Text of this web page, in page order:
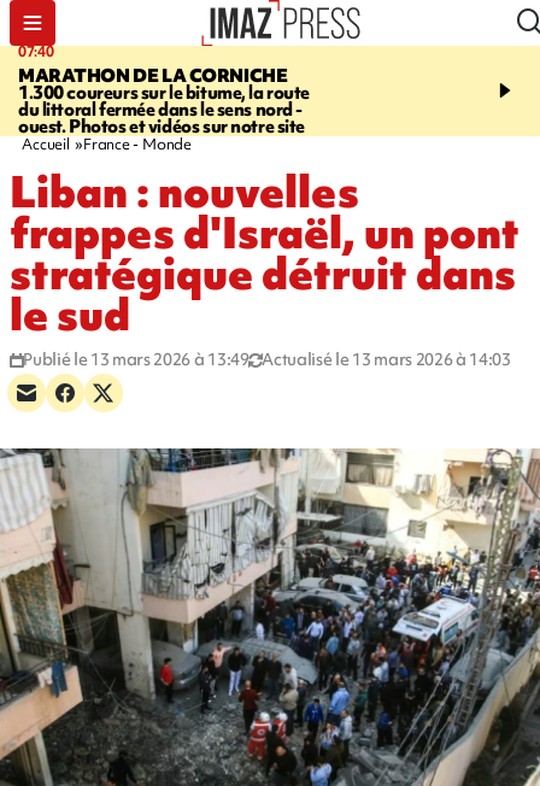
07:40
MARATHON DE LA CORNICHE
1.300 coureurs sur le bitume, la route
du littoral fermée dans le sens nord -
ouest. Photos et vidéos sur notre site
10:33
l’enfance - une
Accueil France - Monde
Liban : nouvelles
frappes d'Israël, un pont
stratégique détruit dans
le sud
Publié le 13 mars 2026 à 13:49 Actualisé le 13 mars 2026 à 14:03